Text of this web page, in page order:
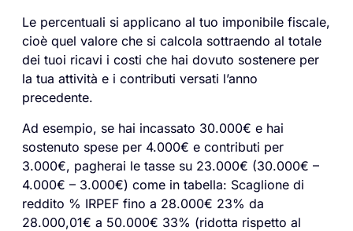
Le percentuali si applicano al tuo imponibile fiscale,
cioè quel valore che si calcola sottraendo al totale
dei tuoi ricavi i costi che hai dovuto sostenere per
la tua attività e i contributi versati l’anno
precedente.
Ad esempio, se hai incassato 30.000€ e hai
sostenuto spese per 4.000€ e contributi per
3.000€, pagherai le tasse su 23.000€ (30.000€ –
4.000€ – 3.000€) come in tabella: Scaglione di
reddito % IRPEF fino a 28.000€ 23% da
28.000,01€ a 50.000€ 33% (ridotta rispetto al